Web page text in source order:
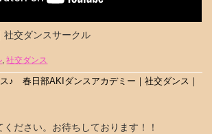
社交ダンスサークル
,社交ダンス
♪ 春日部AKIダンスアカデミー｜社交ダンス｜
ださい。お待ちしております！！